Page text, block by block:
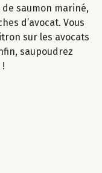
saumon mariné,
d’avocat. Vous
sur les avocats
saupoudrez